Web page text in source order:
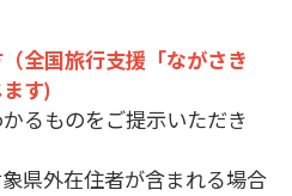
全国旅行支援「ながさき
す)
るものをご提示いただき
県外在住者が含まれる場合